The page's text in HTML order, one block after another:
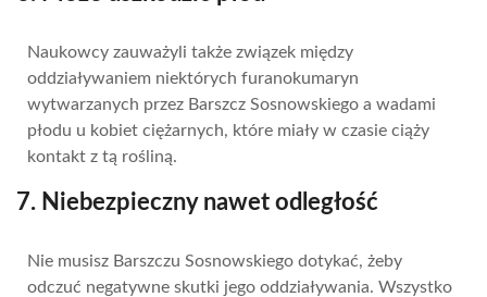
Naukowcy zauważyli także związek między
oddziaływaniem niektórych furanokumaryn
wytwarzanych przez Barszcz Sosnowskiego a wadami
płodu u kobiet ciężarnych, które miały w czasie ciąży
kontakt z tą rośliną.
7. Niebezpieczny nawet odległość
Nie musisz Barszczu Sosnowskiego dotykać, żeby
odczuć negatywne skutki jego oddziaływania. Wszystko